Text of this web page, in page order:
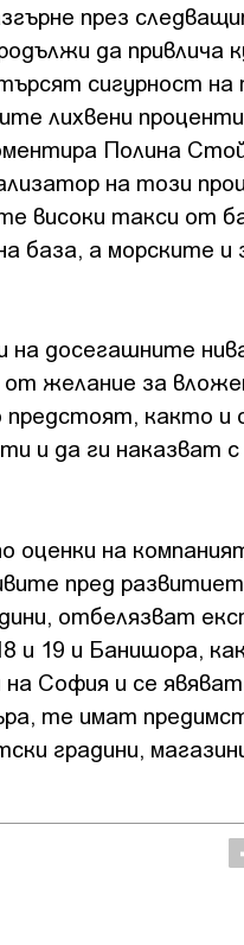
през
да привлича
сигурност на
лихвени
Полина
на този
високи такси от
база, а морските и
досегашните
желание за
предстоят, както и
и да ги наказват с
оценки на
пред
отбелязват
и 19 и Банишора,
София и се
те имат
градини,